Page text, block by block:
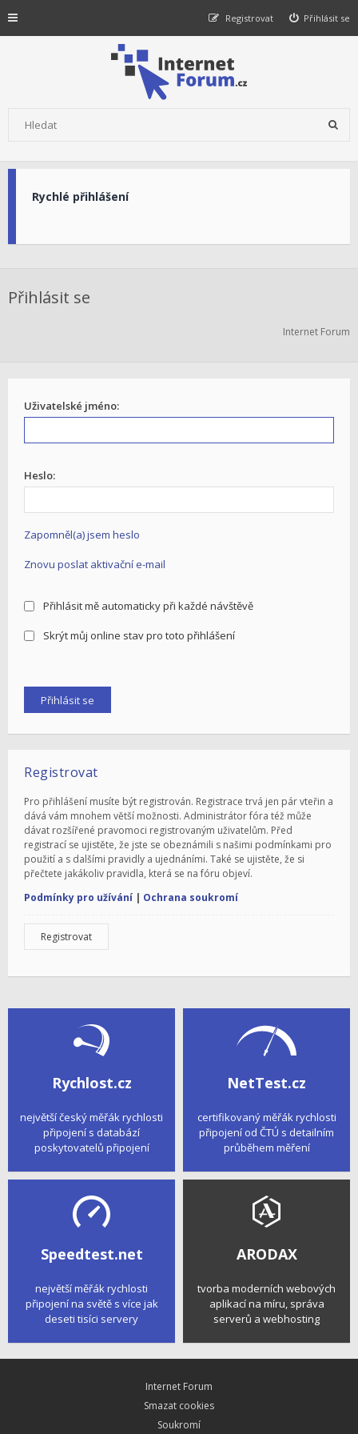
Přihlásit se
Registrovat
Rychlé přihlášení
Přihlásit se
Internet Forum
Uživatelské jméno:
Heslo:
Zapomněl(a) jsem heslo
Znovu poslat aktivační e-mail
Přihlásit mě automaticky při každé návštěvě
Skrýt můj online stav pro toto přihlášení
Registrovat
Pro přihlášení musíte být registrován. Registrace trvá jen pár vteřin a
dává vám mnohem větší možnosti. Administrátor fóra též může
dávat rozšířené pravomoci registrovaným uživatelům. Před
registrací se ujistěte, že jste se obeznámili s našimi podmínkami pro
použití a s dalšími pravidly a ujednáními. Také se ujistěte, že si
přečtete jakákoliv pravidla, která se na fóru objeví.
Podmínky pro užívání | Ochrana soukromí
Registrovat
Rychlost.cz
největší český měřák rychlosti
připojení s databází
poskytovatelů připojení
NetTest.cz
certifikovaný měřák rychlosti
připojení od ČTÚ s detailním
průběhem měření
Speedtest.net
největší měřák rychlosti
připojení na světě s více jak
deseti tisíci servery
ARODAX
tvorba moderních webových
aplikací na míru, správa
serverů a webhosting
Internet Forum
Smazat cookies
Soukromí